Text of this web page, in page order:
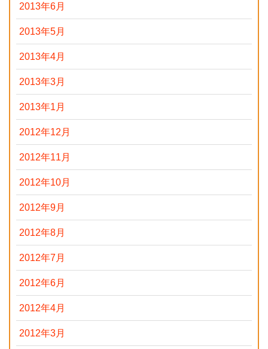
2013年6月
2013年5月
2013年4月
2013年3月
2013年1月
2012年12月
2012年11月
2012年10月
2012年9月
2012年8月
2012年7月
2012年6月
2012年4月
2012年3月